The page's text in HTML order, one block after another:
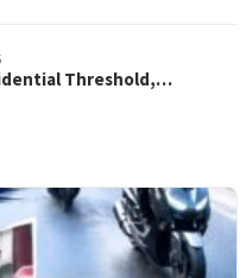
Threshold,…